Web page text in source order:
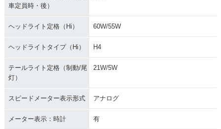
車定員時・後）
ヘッドライト定格（Hi） 60W/55W
ヘッドライトタイプ（Hi） H4
テールライト定格（制動/尾
灯）
21W/5W
スピードメーター表示形式 アナログ
メーター表示：時計 有